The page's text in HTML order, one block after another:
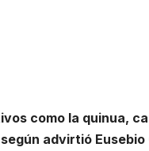
como la quinua,
advirtió Eusebio